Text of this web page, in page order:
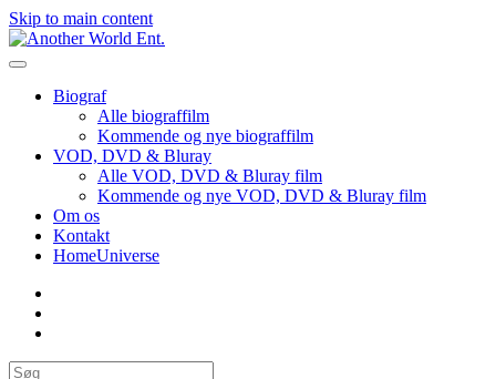
Skip to main content
Biograf
Alle biograffilm
Kommende og nye biograffilm
VOD, DVD & Bluray
Alle VOD, DVD & Bluray film
Kommende og nye VOD, DVD & Bluray film
Om os
Kontakt
HomeUniverse